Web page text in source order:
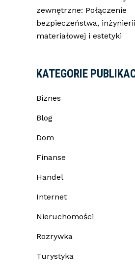
zewnętrzne: Połączenie
bezpieczeństwa, inżynierii
materiałowej i estetyki
KATEGORIE
Biznes
Blog
Dom
Finanse
Handel
Internet
Nieruchomości
Rozrywka
Turystyka